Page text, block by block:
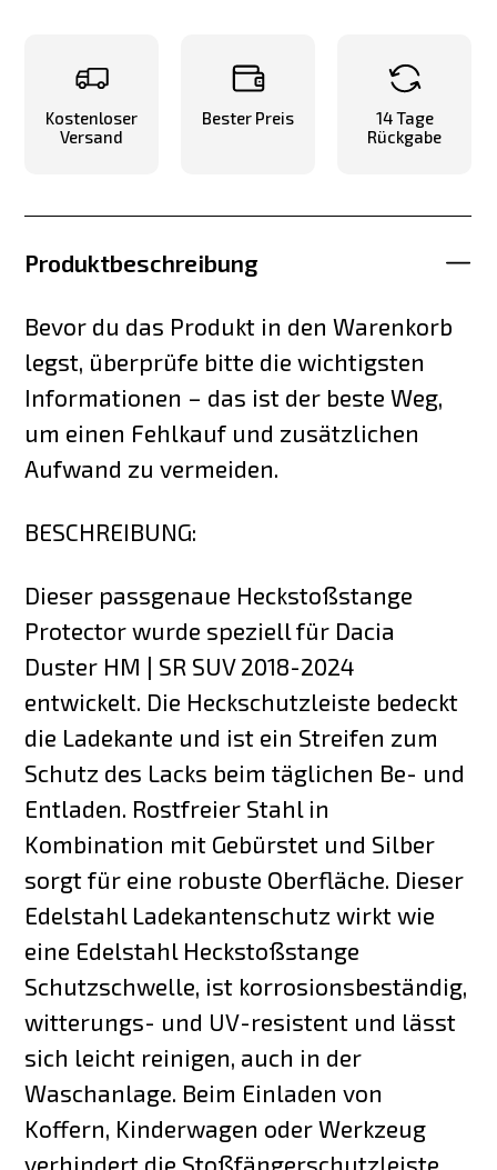
Kostenloser
Versand
Bester Preis
14 Tage
Rückgabe
Produktbeschreibung
Bevor du das Produkt in den Warenkorb
legst, überprüfe bitte die wichtigsten
Informationen – das ist der beste Weg,
um einen Fehlkauf und zusätzlichen
Aufwand zu vermeiden.
BESCHREIBUNG:
Dieser passgenaue Heckstoßstange
Protector wurde speziell für Dacia
Duster HM | SR SUV 2018-2024
entwickelt. Die Heckschutzleiste bedeckt
die Ladekante und ist ein Streifen zum
Schutz des Lacks beim täglichen Be- und
Entladen. Rostfreier Stahl in
Kombination mit Gebürstet und Silber
sorgt für eine robuste Oberfläche. Dieser
Edelstahl Ladekantenschutz wirkt wie
eine Edelstahl Heckstoßstange
Schutzschwelle, ist korrosionsbeständig,
witterungs- und UV-resistent und lässt
sich leicht reinigen, auch in der
Waschanlage. Beim Einladen von
Koffern, Kinderwagen oder Werkzeug
verhindert die Stoßfängerschutzleiste